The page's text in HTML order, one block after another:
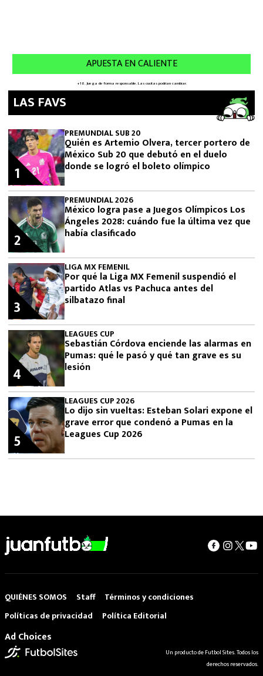
LAS FAVS
PREMUNDIAL SUB 20
Quién es Artemio Olvera, tercer portero de
México Sub 20 que debutó en el duelo
donde se logró el boleto olímpico
1
PREMUNDIAL 2026
México logra pase a Juegos Olímpicos Los
Ángeles 2028: cuándo fue la última vez que
había clasificado
2
LIGA MX FEMENIL
Por qué la Liga MX Femenil suspendió el
partido Atlas vs Pachuca antes del
silbatazo final
3
LEAGUES CUP
Sebastián Córdova enciende las alarmas en
Pumas: qué le pasó y qué tan grave es su
lesión
4
LEAGUES CUP 2026
Lo dijo sin vueltas: Esteban Solari expone el
grave error que condenó a Pumas en la
Leagues Cup 2026
5
QUIÉNES SOMOS Staff
Términos y condiciones
Políticas de privacidad
Política Editorial
Ad Choices
Un producto de Futbol Sites. Todos los
derechos reservados.